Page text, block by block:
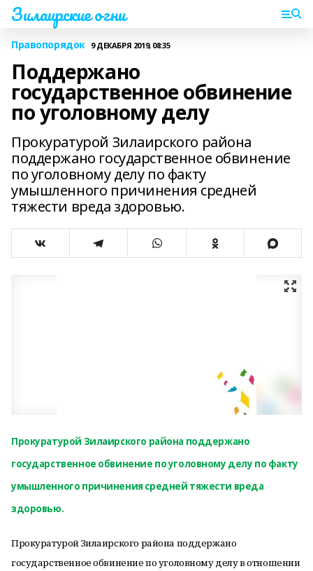
Зилаирские огни
Правопорядок 9 ДЕКАБРЯ 2019, 08:35
Поддержано
государственное обвинение
по уголовному делу
Прокуратурой Зилаирского района
поддержано государственное обвинение
по уголовному делу по факту
умышленного причинения средней
тяжести вреда здоровью.
Прокуратурой Зилаирского района поддержано
государственное обвинение по уголовному делу по факту
умышленного причинения средней тяжести вреда
здоровью.
Прокуратурой Зилаирского района поддержано
государственное обвинение по уголовному делу в отношении